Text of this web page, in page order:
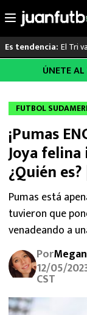
al
Es tendencia: El Tri
LO ÚLTIMO
LIGA MX
RAYADOS
PUMAS
ATLANTE
SELECCIÓN
FUTBOL
MEXICANOS EN
ÚNETE
FUTBOL
¡Pumas
Joya
¿Quién
Pumas está
tuvieron que
venadeando a
Por
12/05/
CST